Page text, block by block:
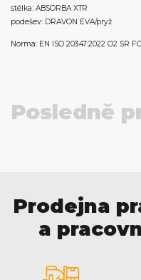
stélka: ABSORBA XTR
podešev: DRAVON EVA/pryž
Norma: EN ISO 20347:2022 O2 SR
Posledně
Prodejna
a